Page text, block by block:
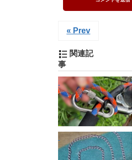
« Prev
関連記
事